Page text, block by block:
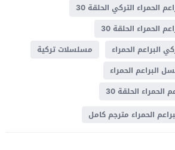
الحمراء التركي الحلقة 30
الحمراء الحلقة 30
البراعم الحمراء
مسلسلات تركية
البراعم الحمراء
الحمراء الحلقة 30
الحمراء مترجم كامل